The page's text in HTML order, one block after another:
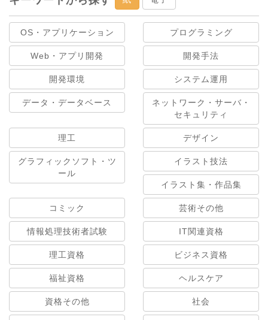
OS・アプリケーション プログラミング
Web・アプリ開発 開発手法
開発環境 システム運用
データ・データベース
ネットワーク・サーバ・
セキュリティ
理工 デザイン
グラフィックソフト・ツ
ール
イラスト技法
イラスト集・作品集
コミック 芸術その他
情報処理技術者試験 IT関連資格
理工資格 ビジネス資格
福祉資格 ヘルスケア
資格その他 社会